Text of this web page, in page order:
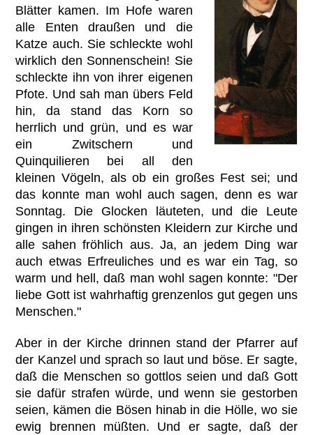
Blätter kamen. Im Hofe waren
alle Enten draußen und die
Katze auch. Sie schleckte wohl
wirklich den Sonnenschein! Sie
schleckte ihn von ihrer eigenen
Pfote. Und sah man übers Feld
hin, da stand das Korn so
herrlich und grün, und es war
ein Zwitschern und
Quinquilieren bei all den
kleinen Vögeln, als ob ein großes Fest sei; und
das konnte man wohl auch sagen, denn es war
Sonntag. Die Glocken läuteten, und die Leute
gingen in ihren schönsten Kleidern zur Kirche und
alle sahen fröhlich aus. Ja, an jedem Ding war
auch etwas Erfreuliches und es war ein Tag, so
warm und hell, daß man wohl sagen konnte: "Der
liebe Gott ist wahrhaftig grenzenlos gut gegen uns
Menschen."
Aber in der Kirche drinnen stand der Pfarrer auf
der Kanzel und sprach so laut und böse. Er sagte,
daß die Menschen so gottlos seien und daß Gott
sie dafür strafen würde, und wenn sie gestorben
seien, kämen die Bösen hinab in die Hölle, wo sie
ewig brennen müßten. Und er sagte, daß der